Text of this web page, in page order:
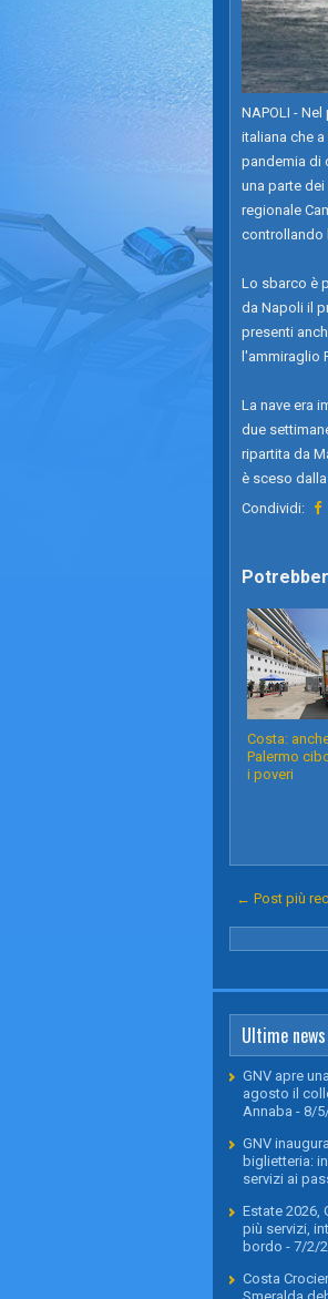
NAPOLI -
italiana che
pandemia di
una parte
regionale
controllando
Lo sbarco è
da Napoli il
presenti
l'ammiraglio
La nave era
due
ripartita da
è sceso
Condividi:
Costa:
Palermo
i poveri
← Post più
Ultime news
GNV apre
agosto il
Annaba - 8/
GNV
biglietteria:
servizi ai
Estate 2026,
più servizi,
bordo - 7/2/
Costa